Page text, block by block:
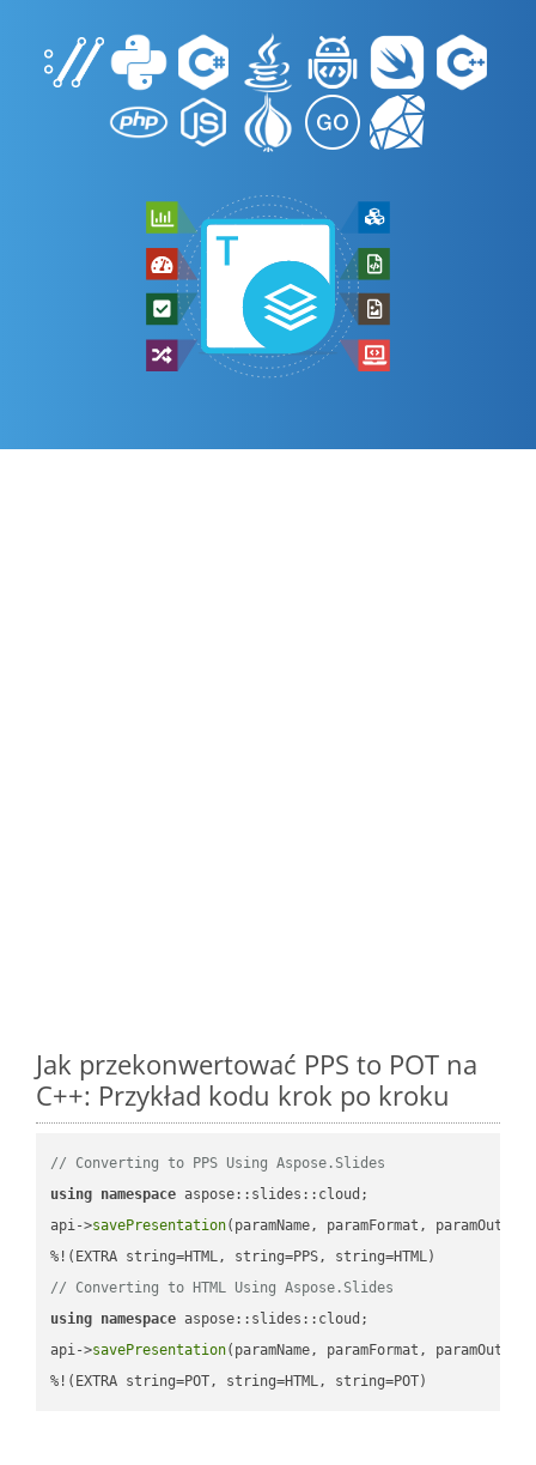
Jak przekonwertować PPS to POT na
C++: Przykład kodu krok po kroku
// Converting to PPS Using Aspose.Slides
using namespace aspose::slides::cloud;
api->savePresentation(paramName, paramFormat,
// Converting to HTML Using Aspose.Slides
using namespace aspose::slides::cloud;
api->savePresentation(paramName, paramFormat,
%!(EXTRA string=POT, string=HTML, string=POT)